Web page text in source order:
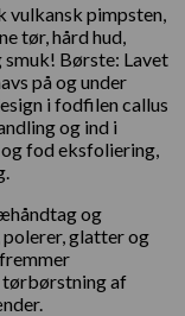
vulkansk pimpsten,
tør, hård hud,
Børste: Lavet
på og under
i fodfilen callus
og ind i
fod eksfoliering,
og
glatter og
af